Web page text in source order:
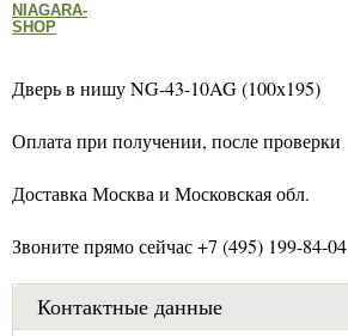
NIAGARA-
SHOP
Дверь в нишу NG-43-10AG (100х195)
Оплата при получении, после проверки
Доставка Москва и Московская обл.
Звоните прямо сейчас +7 (495) 199-84-04
Контактные данные